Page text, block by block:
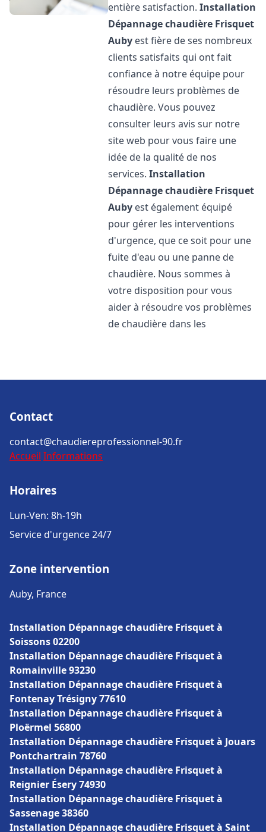
entière satisfaction.Installation
Dépannage chaudière Frisquet
Auby est fière de ses nombreux
clients satisfaits qui ont fait
confiance à notre équipe pour
résoudre leurs problèmes de
chaudière. Vous pouvez
consulter leurs avis sur notre
site web pour vous faire une
idée de la qualité de nos
services.Installation
Dépannage chaudière Frisquet
Auby est également équipé
pour gérer les interventions
d'urgence, que ce soit pour une
fuite d'eau ou une panne de
chaudière. Nous sommes à
votre disposition pour vous
aider à résoudre vos problèmes
de chaudière dans les
Contact
contact@chaudiereprofessionnel-90.fr
Accueil Informations
Horaires
Lun-Ven: 8h-19h
Service d'urgence 24/7
Zone intervention
Auby, France
Installation Dépannage chaudière Frisquet à
Soissons 02200
Installation Dépannage chaudière Frisquet à
Romainville 93230
Installation Dépannage chaudière Frisquet à
Fontenay Trésigny 77610
Installation Dépannage chaudière Frisquet à
Ploërmel 56800
Installation Dépannage chaudière Frisquet à Jouars
Pontchartrain 78760
Installation Dépannage chaudière Frisquet à
Reignier Ésery 74930
Installation Dépannage chaudière Frisquet à
Sassenage 38360
Installation Dépannage chaudière Frisquet à Saint